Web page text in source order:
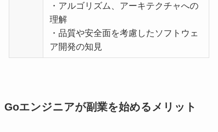
・アルゴリズム、アーキテクチャへの
理解
・品質や安全面を考慮したソフトウェ
ア開発の知見
Goエンジニアが副業を始めるメリット